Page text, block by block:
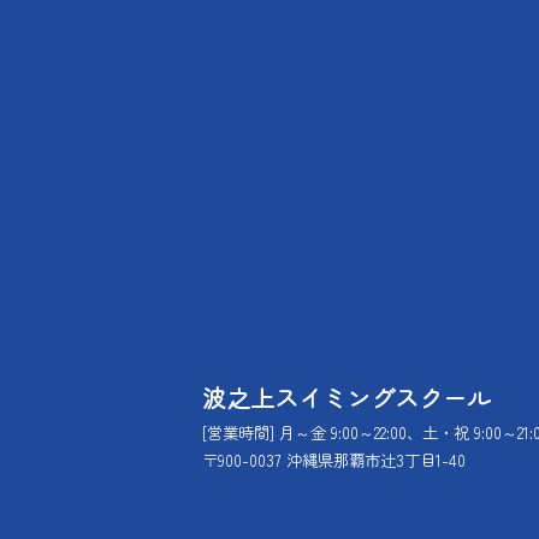
波之上スイミングスクール
[営業時間] 月～金 9:00～22:00、土・祝 9:00～
〒900-0037 沖縄県那覇市辻3丁目1-40